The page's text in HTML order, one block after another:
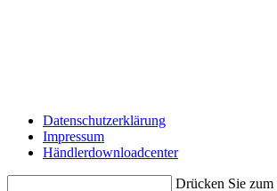
Datenschutzerklärung
Impressum
Händlerdownloadcenter
Drücken Sie zum